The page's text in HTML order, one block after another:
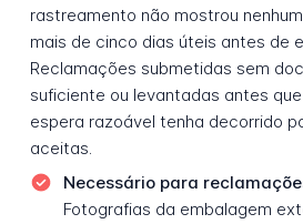
rastreamento não mostrou
mais de cinco dias úteis antes de
Reclamações submetidas sem
suficiente ou levantadas antes
espera razoável tenha decorrido
aceitas.
Necessário para
Fotografias da embalagem